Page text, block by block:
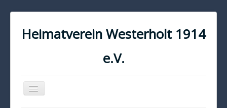
Heimatverein Westerholt 1914
e.V.
Navigation
an/aus